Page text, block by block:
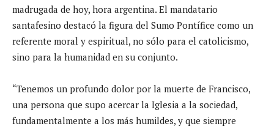
madrugada de hoy, hora argentina. El mandatario
santafesino destacó la figura del Sumo Pontífice como un
referente moral y espiritual, no sólo para el catolicismo,
sino para la humanidad en su conjunto.
“Tenemos un profundo dolor por la muerte de Francisco,
una persona que supo acercar la Iglesia a la sociedad,
fundamentalmente a los más humildes, y que siempre